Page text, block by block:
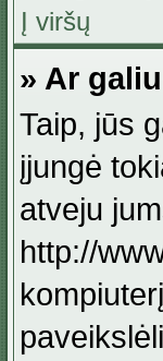
Į viršų
» Ar
Taip, jūs
įjungė
atveju
http://